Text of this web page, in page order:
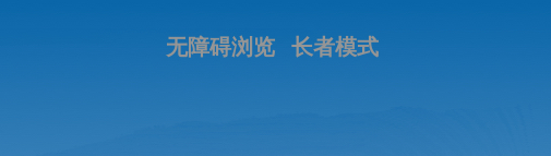
长者模式
无障碍浏览